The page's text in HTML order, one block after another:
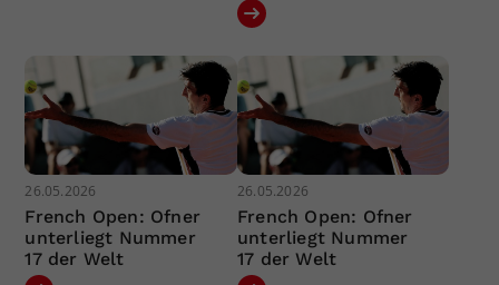
26.05.2026
French Open: Ofner
unterliegt Nummer
17 der Welt
26.05.2026
French Open: Ofner
unterliegt Nummer
17 der Welt